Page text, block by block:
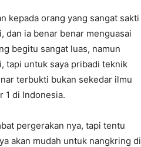
kepada orang yang sangat sakti
dan ia benar benar menguasai
begitu sangat luas, namun
tapi untuk saya pribadi teknik
terbukti bukan sekedar ilmu
1 di Indonesia.
pergerakan nya, tapi tentu
akan mudah untuk nangkring di